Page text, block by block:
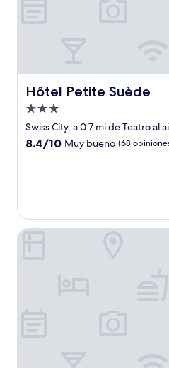
Hôtel Petite Suède
Hôtel Petite Suède
Propiedad
de
3.0
Swiss City, a 0.7 mi de Teatro al
8.4
opiniones)
8.4/10 Muy bueno (68
Pickalbatros Palais Des Roses